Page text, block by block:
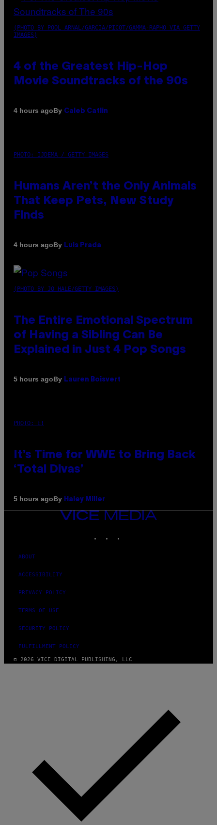
(PHOTO BY POOL ARNAL/GARCIA/PICOT/GAMMA-RAPHO VIA GETTY
IMAGES)
4 of the Greatest Hip-Hop
Movie Soundtracks of the 90s
4 hours agoBy Caleb Catlin
PHOTO: IJDEMA / GETTY IMAGES
Humans Aren’t the Only Animals
That Keep Pets, New Study
Finds
4 hours agoBy Luis Prada
(PHOTO BY JO HALE/GETTY IMAGES)
The Entire Emotional Spectrum
of Having a Sibling Can Be
Explained in Just 4 Pop Songs
5 hours agoBy Lauren Boisvert
PHOTO: E!
It’s Time for WWE to Bring Back
‘Total Divas’
5 hours agoBy Haley Miller
VICE
MEDIA
ABOUT
ACCESSIBILITY
PRIVACY POLICY
TERMS OF USE
SECURITY POLICY
FULFILLMENT POLICY
© 2026 VICE DIGITAL PUBLISHING, LLC